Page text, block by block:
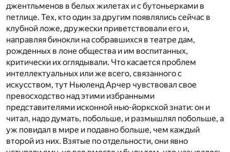
джентльменов в белых жилетах и с бутоньерками в
петлице. Тех, кто один за другим появлялись сейчас в
клубной ложе, дружески приветствовали его и,
направляя бинокли на собравшихся в театре дам,
рожденных в лоне общества и им воспитанных,
критически их оглядывали. Что касается проблем
интеллектуальных или же всего, связанного с
искусством, тут Ньюленд Арчер чувствовал свое
превосходство над этими избранными
представителями исконной нью-йоркской знати: он и
читал, надо думать, побольше, и размышлял побольше, а
уж повидал в мире и подавно больше, чем каждый
второй из них. Взятые по отдельности, они явно